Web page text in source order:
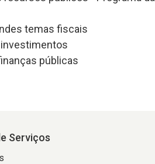
temas fiscais
públicas
Serviços